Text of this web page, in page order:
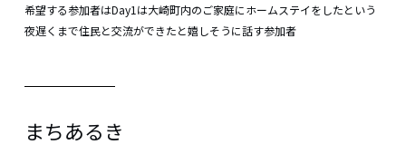
希望する参加者はDay1は大崎町内のご家庭にホームステイをしたという
夜遅くまで住民と交流ができたと嬉しそうに話す参加者
まちあるき